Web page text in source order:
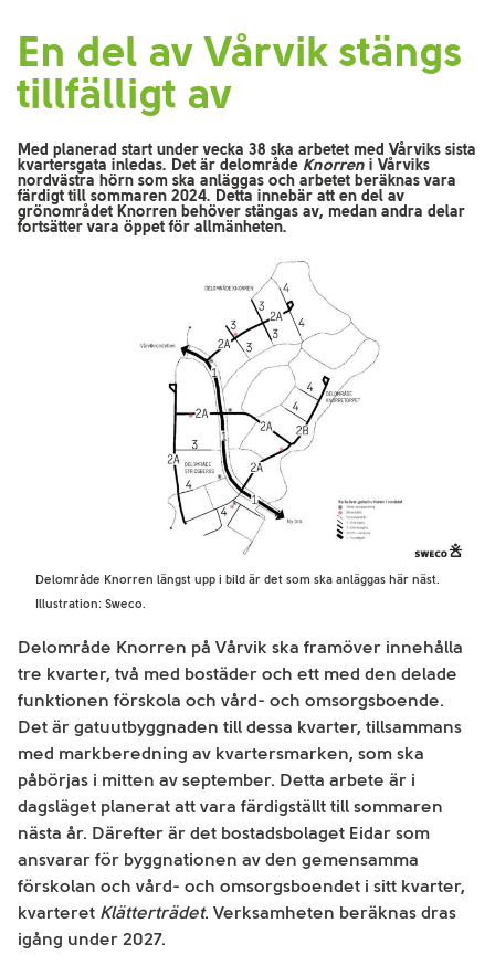
En del av Vårvik stängs
tillfälligt av
Med planerad start under vecka 38 ska arbetet med Vårviks sista
kvartersgata inledas. Det är delområde Knorren i Vårviks
nordvästra hörn som ska anläggas och arbetet beräknas vara
färdigt till sommaren 2024. Detta innebär att en del av
grönområdet Knorren behöver stängas av, medan andra delar
fortsätter vara öppet för allmänheten.
Delområde Knorren längst upp i bild är det som ska anläggas här näst.
Illustration: Sweco.
Delområde Knorren på Vårvik ska framöver innehålla
tre kvarter, två med bostäder och ett med den delade
funktionen förskola och vård- och omsorgsboende.
Det är gatuutbyggnaden till dessa kvarter, tillsammans
med markberedning av kvartersmarken, som ska
påbörjas i mitten av september. Detta arbete är i
dagsläget planerat att vara färdigställt till sommaren
nästa år. Därefter är det bostadsbolaget Eidar som
ansvarar för byggnationen av den gemensamma
förskolan och vård- och omsorgsboendet i sitt kvarter,
kvarteret Klätterträdet. Verksamheten beräknas dras
igång under 2027.